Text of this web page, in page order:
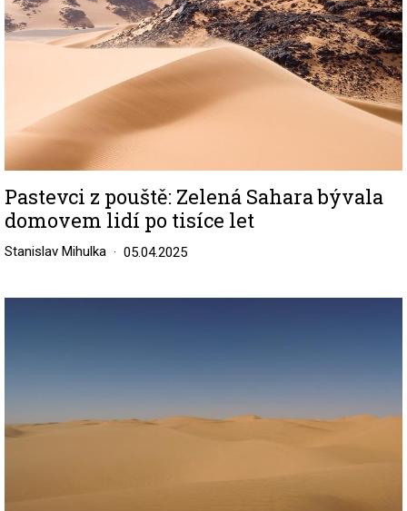
Pastevci z pouště: Zelená Sahara bývala
domovem lidí po tisíce let
Stanislav Mihulka 05.04.2025